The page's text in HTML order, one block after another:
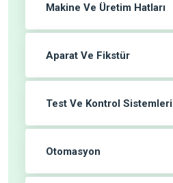
Makine Ve Üretim Hatları
Aparat Ve Fikstür
Test Ve Kontrol Sistemleri
Otomasyon